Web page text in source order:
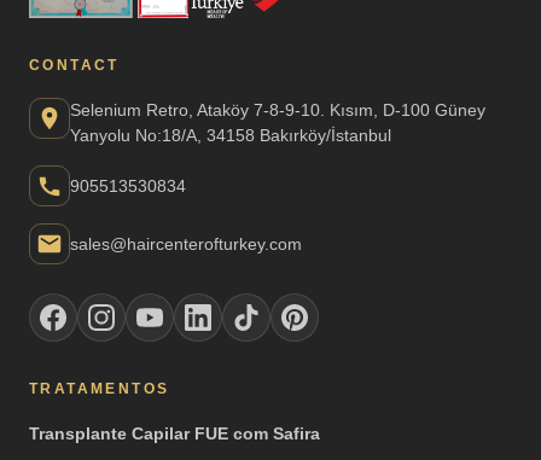
CONTACT
Selenium Retro, Ataköy 7-8-9-10. Kısım, D-100 Güney
Yanyolu No:18/A, 34158 Bakırköy/İstanbul
905513530834
sales@haircenterofturkey.com
TRATAMENTOS
Transplante Capilar FUE com Safira